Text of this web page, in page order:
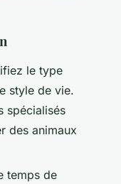
le type
style de vie.
spécialisés
des animaux
temps de